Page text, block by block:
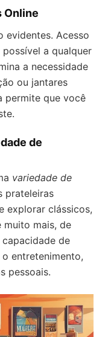
Online
evidentes. Acesso
a qualquer
a necessidade
ou jantares
permite que você
de
variedade de
prateleiras
explorar clássicos,
muito mais, de
de
entretenimento,
pessoais.